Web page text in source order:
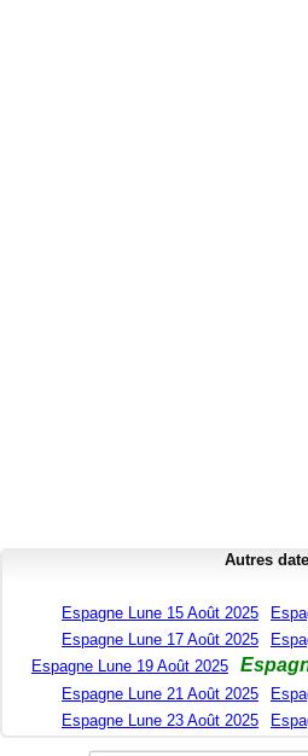
Autres
Espagne Lune 15 Août 2025
Espagne Lune 17 Août 2025
Espagne Lune 19 Août 2025
Espagne Lune 21 Août 2025
Espagne Lune 23 Août 2025